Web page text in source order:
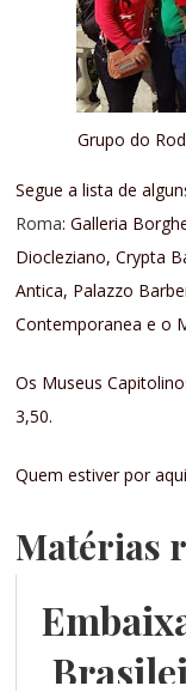
Grupo do
Segue a lista de
Roma: Galleria
Diocleziano, Crypta
Antica, Palazzo
Contemporanea e o
Os Museus
3,50.
Quem estiver por
Matérias